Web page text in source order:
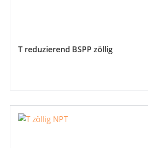
T reduzierend BSPP zöllig